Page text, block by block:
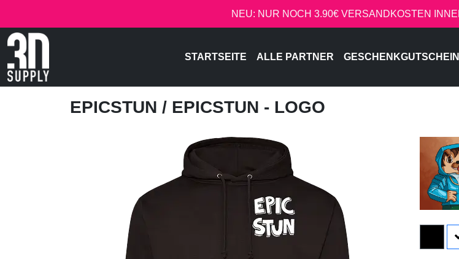
NEU: NUR NOCH 3.90€ VERSANDKOSTEN
STARTSEITE ALLE PARTNER
EPICSTUN / EPICSTUN - LOGO